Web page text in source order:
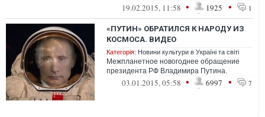
(китайский Новый год)
19.02.2015, 11:58 • 1925 • 1
«ПУТИН» ОБРАТИЛСЯ К НАРОДУ ИЗ
КОСМОСА. ВИДЕО
Категорія: Новини культури в Україні та світі
Межпланетное новогоднее обращение
президента РФ Владимира Путина.
03.01.2015, 05:58 • 6997 • 7